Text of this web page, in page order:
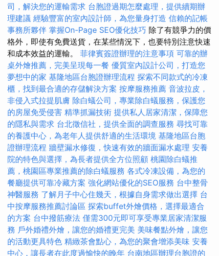
司，解決您的運輸需求 台胞證過期怎麼處理，提供續期辦
理建議 經驗豐富的室內設計師，為您量身打造 信賴的記帳
事務所夥伴 掌握On-Page SEO優化技巧 除了有競爭力的價
格外，即使有免費送貨，在某些情況下，也要特別注意快速
和成本效益的運輸。 菲律賓簽證辦理的注意事項 可靠的辦
桌外燴推薦，完美呈現每一餐 優質室內設計公司，打造您
夢想中的家 基隆地區台胞證辦理流程 探索不同款式的冷凍
櫃，找到最合適的存儲解決方案 按摩服務推薦 音波拉皮，
非侵入式拉提肌膚 除白蟻公司，專業除白蟻服務，保護您
的房屋免受侵害 精準抓漏技術 提供私人居家清潔，保障您
的隱私與需求 台北徵信社，提供全面的調查服務 尋找可靠
的養護中心，為老年人提供舒適的生活環境 基隆地區台胞
證辦理流程 牆壁漏水修復，快速有效的牆面漏水處理 安養
院的特色與選擇，為長者提供全方位照顧 桃園除白蟻推
薦，桃園區專業推薦的除白蟻服務 各式冷凍設備，為您的
餐廳提供可靠冷藏方案 強化網站優化的SEO服務 台中整骨
神醫服務 了解月子中心住幾天，根據自身需求做出選擇 台
中按摩服務推薦討論區 探索buffet外燴價格，選擇最適合
的方案 台中撥筋療法 僅需300元即可享受專業居家清潔服
務 戶外婚禮外燴，讓您的婚禮更完美 美味餐點外燴，讓您
的活動更具特色 精緻茶會點心，為您的聚會增添美味 安養
中心，讓長者在此度過愉快的晚年 台南地區辦理台胞證的